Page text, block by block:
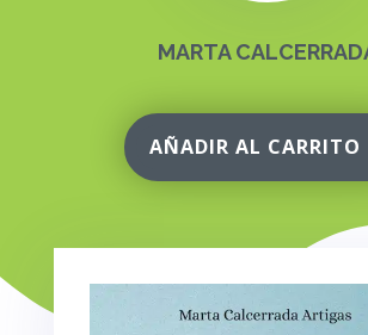
MARTA
AÑADIR AL CARRITO